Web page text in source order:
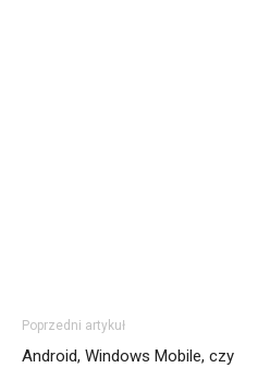
Poprzedni artykuł
Android, Windows Mobile, czy